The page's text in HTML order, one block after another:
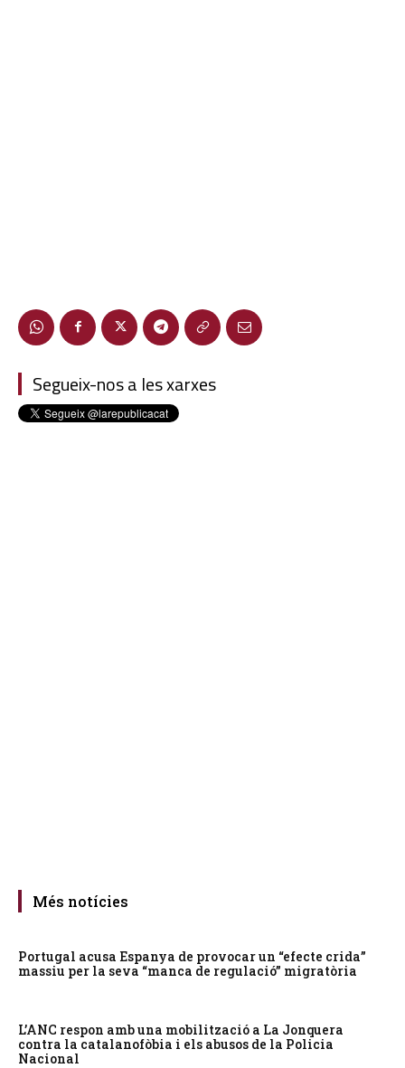
Segueix-nos a les xarxes
Més notícies
Portugal acusa Espanya de provocar un “efecte crida”
massiu per la seva “manca de regulació” migratòria
L’ANC respon amb una mobilització a La Jonquera
contra la catalanofòbia i els abusos de la Policia
Nacional